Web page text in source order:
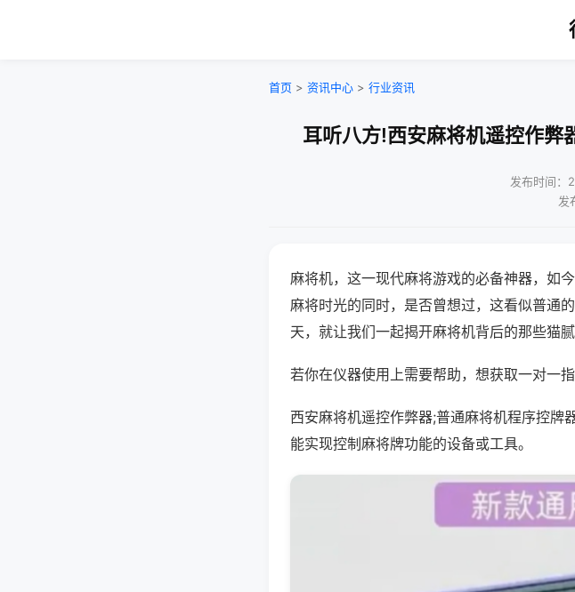
首页 > 资讯中心 > 行业资讯
耳听八方!西安麻将机遥控作弊
发布时间：
发
麻将机，这一现代麻将游戏的必备神器，如
麻将时光的同时，是否曾想过，这看似普通
天，就让我们一起揭开麻将机背后的那些猫
若你在仪器使用上需要帮助，想获取一对一
西安麻将机遥控作弊器;普通麻将机程序控牌
能实现控制麻将牌功能的设备或工具。